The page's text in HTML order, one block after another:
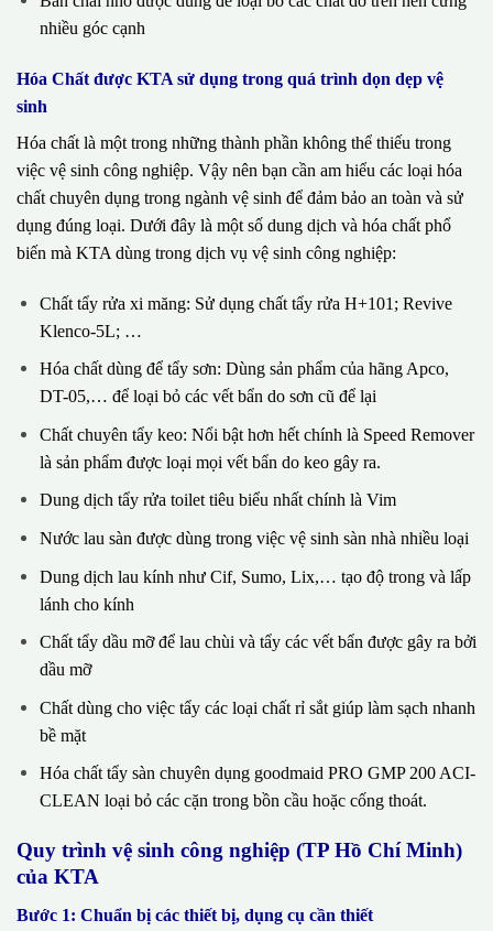
nhiều góc cạnh
Hóa Chất được KTA sử dụng trong quá trình dọn dẹp vệ
sinh
Hóa chất là một trong những thành phần không thể thiếu trong
việc vệ sinh công nghiệp. Vậy nên bạn cần am hiểu các loại hóa
chất chuyên dụng trong ngành vệ sinh để đảm bảo an toàn và sử
dụng đúng loại. Dưới đây là một số dung dịch và hóa chất phổ
biến mà KTA dùng trong dịch vụ vệ sinh công nghiệp:
Chất tẩy rửa xi măng: Sử dụng chất tẩy rửa H+101; Revive
Klenco-5L; …
Hóa chất dùng để tẩy sơn: Dùng sản phẩm của hãng Apco,
DT-05,… để loại bỏ các vết bẩn do sơn cũ để lại
Chất chuyên tẩy keo: Nổi bật hơn hết chính là Speed Remover
là sản phẩm được loại mọi vết bẩn do keo gây ra.
Dung dịch tẩy rửa toilet tiêu biểu nhất chính là Vim
Nước lau sàn được dùng trong việc vệ sinh sàn nhà nhiều loại
Dung dịch lau kính như Cif, Sumo, Lix,… tạo độ trong và lấp
lánh cho kính
Chất tẩy dầu mỡ để lau chùi và tẩy các vết bẩn được gây ra bởi
dầu mỡ
Chất dùng cho việc tẩy các loại chất rỉ sắt giúp làm sạch nhanh
bề mặt
Hóa chất tẩy sàn chuyên dụng goodmaid PRO GMP 200 ACI-
CLEAN loại bỏ các cặn trong bồn cầu hoặc cống thoát.
Quy trình vệ sinh công nghiệp (TP Hồ Chí Minh)
của KTA
Bước 1: Chuẩn bị các thiết bị, dụng cụ cần thiết